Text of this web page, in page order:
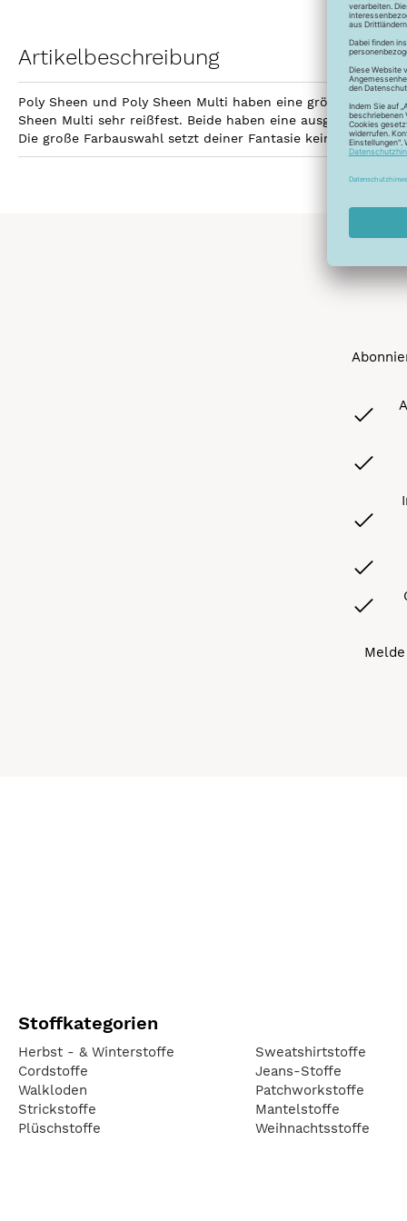
Artikelbeschreibung
Poly Sheen und Poly Sheen Multi haben eine größere
Sheen Multi sehr reißfest. Beide haben eine
Die große Farbauswahl setzt deiner Fantasie keine Grenzen
Stoffkategorien
Herbst - & Winterstoffe
Cordstoffe
Walkloden
Strickstoffe
Plüschstoffe
Sweatshirtstoffe
Jeans-Stoffe
Patchworkstoffe
Mantelstoffe
Weihnachtsstoffe